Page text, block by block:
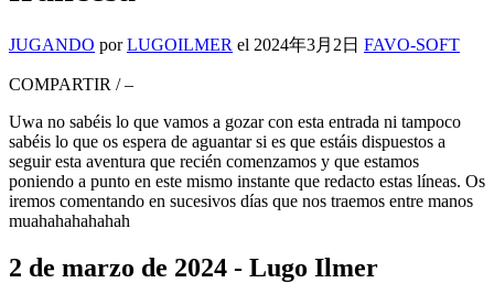
JUGANDO por LUGOILMER el 2024年3月2日 FAVO-SOFT
COMPARTIR / –
Uwa no sabéis lo que vamos a gozar con esta entrada ni tampoco
sabéis lo que os espera de aguantar si es que estáis dispuestos a
seguir esta aventura que recién comenzamos y que estamos
poniendo a punto en este mismo instante que redacto estas líneas. Os
iremos comentando en sucesivos días que nos traemos entre manos
muahahahahahah
2 de marzo de 2024 - Lugo Ilmer